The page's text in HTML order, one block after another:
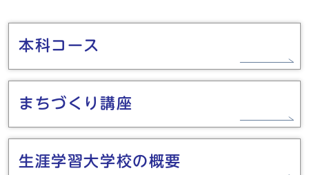
メインメニュー
本科コース
まちづくり講座
生涯学習大学校の概要